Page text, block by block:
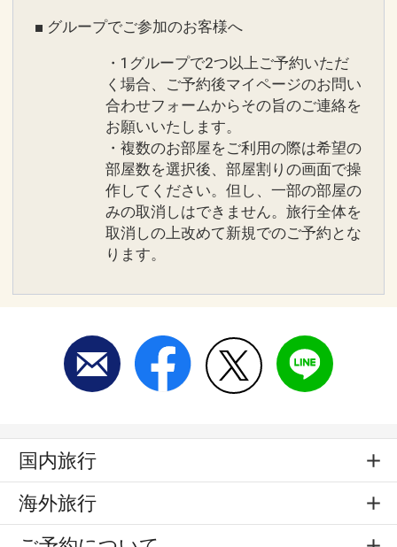
■ グループでご参加のお客様へ
・1グループで2つ以上ご予約いただ
く場合、ご予約後マイページのお問い
合わせフォームからその旨のご連絡を
お願いいたします。
・複数のお部屋をご利用の際は希望の
部屋数を選択後、部屋割りの画面で操
作してください。但し、一部の部屋の
みの取消しはできません。旅行全体を
取消しの上改めて新規でのご予約とな
ります。
国内旅行
海外旅行